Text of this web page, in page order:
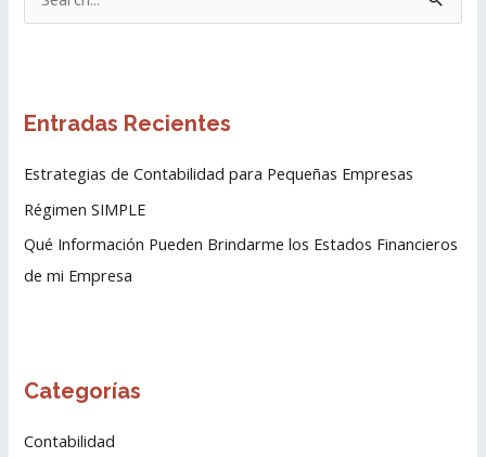
a
o
r
:
Entradas Recientes
Estrategias de Contabilidad para Pequeñas Empresas
Régimen SIMPLE
Qué Información Pueden Brindarme los Estados Financieros
de mi Empresa
Categorías
Contabilidad